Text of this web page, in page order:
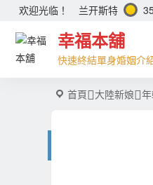
欢迎光临！ 兰开斯特
幸福本舖
快速終結單身婚姻介
首頁 大陸新娘